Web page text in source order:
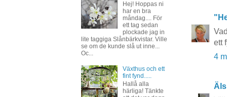
ett
4
Hej! Hoppas ni
har en bra
måndag.... För
ett tag sedan
plockade jag in
lite taggiga Slånbärkvistar. Ville
se om de kunde slå ut inne...
Oc...
Växthus och ett
fint fynd.....
Hallå alla
härliga! Tänkte